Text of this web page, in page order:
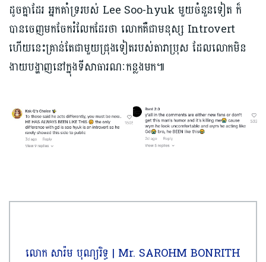
ដូចគ្នាដែរ អ្នកគាំទ្ររបស់ Lee Soo-hyuk មួយចំនួនទៀត ក៏
បានចេញមកចែករំលែកដែរថា លោកគឺជាមនុស្ស Introvert
ហើយនេះគ្រាន់តែជាមួយជ្រុងទៀតរបស់តារាប្រុស ដែលលោកមិន
ងាយបង្ហាញនៅក្នុងទីសាធារណៈកន្លងមក៕
លោក សារ៉ម បុណ្យរិទ្ធ | Mr. SAROHM BONRITH